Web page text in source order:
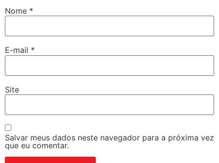
Nome *
E-mail *
Site
Salvar meus dados neste navegador para a próxima vez
que eu comentar.